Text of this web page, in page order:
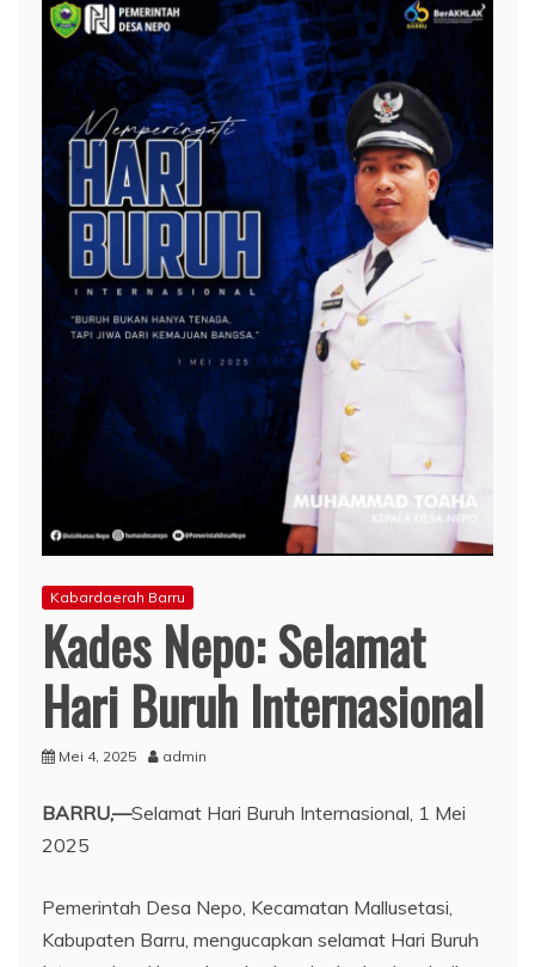
Kabardaerah Barru
Kades Nepo: Selamat
Hari Buruh Internasional
Mei 4, 2025 admin
BARRU,—Selamat Hari Buruh Internasional, 1 Mei
2025
Pemerintah Desa Nepo, Kecamatan Mallusetasi,
Kabupaten Barru, mengucapkan selamat Hari Buruh